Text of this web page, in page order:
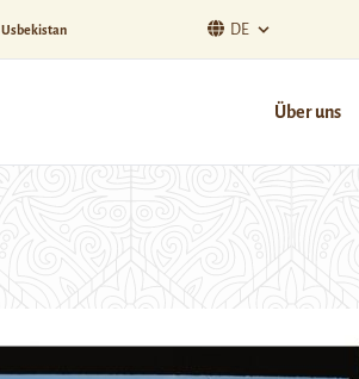
Usbekistan DE
Über uns